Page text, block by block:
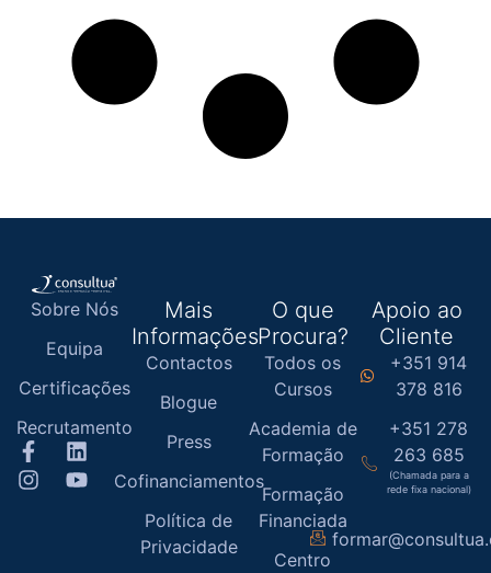
Sobre Nós
Equipa
Certificações
Recrutamento
Mais
Informações
Contactos
Blogue
Press
Cofinanciamentos
Política de
Privacidade
O que
Procura?
Todos os
Cursos
Academia de
Formação
Formação
Financiada
Centro
Apoio ao
Cliente
+351 914
378 816
+351 278
263 685
(Chamada para a
rede fixa nacional)